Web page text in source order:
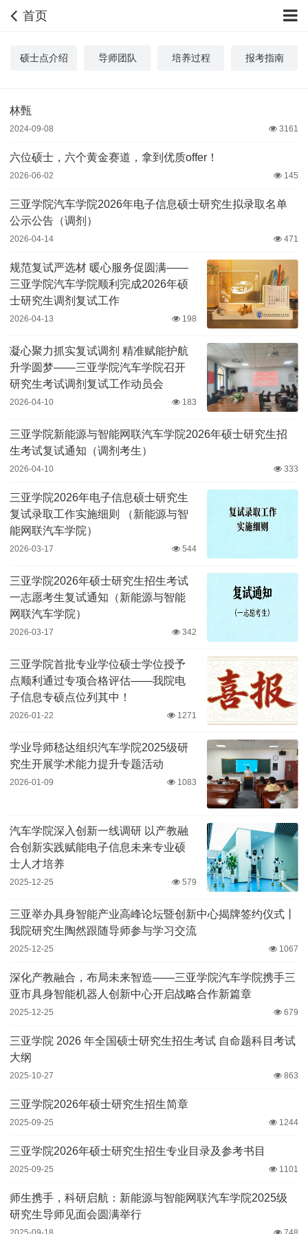
首页
硕士点介绍 导师团队 培养过程 报考指南
林甄
2024-09-08 3161
六位硕士，六个黄金赛道，拿到优质offer！
2026-06-02 145
三亚学院汽车学院2026年电子信息硕士研究生拟录取名单
公示公告（调剂）
2026-04-14 471
规范复试严选材 暖心服务促圆满——
三亚学院汽车学院顺利完成2026年硕
士研究生调剂复试工作
2026-04-13 198
凝心聚力抓实复试调剂 精准赋能护航
升学圆梦——三亚学院汽车学院召开
研究生考试调剂复试工作动员会
2026-04-10 183
三亚学院新能源与智能网联汽车学院2026年硕士研究生招
生考试复试通知（调剂考生）
2026-04-10 333
三亚学院2026年电子信息硕士研究生
复试录取工作实施细则 （新能源与智
能网联汽车学院）
2026-03-17 544
三亚学院2026年硕士研究生招生考试
一志愿考生复试通知（新能源与智能
网联汽车学院）
2026-03-17 342
三亚学院首批专业学位硕士学位授予
点顺利通过专项合格评估——我院电
子信息专硕点位列其中！
2026-01-22 1271
学业导师嵇达组织汽车学院2025级研
究生开展学术能力提升专题活动
2026-01-09 1083
汽车学院深入创新一线调研 以产教融
合创新实践赋能电子信息未来专业硕
士人才培养
2025-12-25 579
三亚举办具身智能产业高峰论坛暨创新中心揭牌签约仪式丨
我院研究生陶然跟随导师参与学习交流
2025-12-25 1067
深化产教融合，布局未来智造——三亚学院汽车学院携手三
亚市具身智能机器人创新中心开启战略合作新篇章
2025-12-25 679
三亚学院 2026 年全国硕士研究生招生考试 自命题科目考试
大纲
2025-10-27 863
三亚学院2026年硕士研究生招生简章
2025-09-25 1244
三亚学院2026年硕士研究生招生专业目录及参考书目
2025-09-25 1101
师生携手，科研启航：新能源与智能网联汽车学院2025级
研究生导师见面会圆满举行